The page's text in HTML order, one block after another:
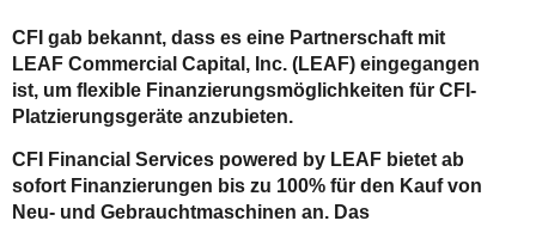
CFI gab bekannt, dass es eine Partnerschaft mit
LEAF Commercial Capital, Inc. (LEAF) eingegangen
ist, um flexible Finanzierungsmöglichkeiten für CFI-
Platzierungsgeräte anzubieten.
CFI Financial Services powered by LEAF bietet ab
sofort Finanzierungen bis zu 100% für den Kauf von
Neu- und Gebrauchtmaschinen an. Das